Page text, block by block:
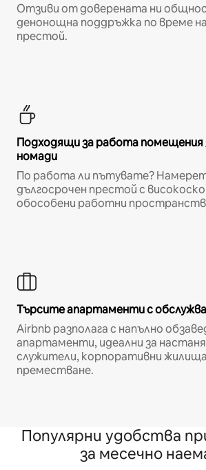
Отзиви от доверената ни
денонощна поддръжка по време
престой.
Подходящи за работа помещения
номади
По работа ли пътувате?
дългосрочен престой с
обособени работни
Търсите апартаменти с
Airbnb разполага с напълно
апартаменти, идеални за
служители, корпоративни
преместване.
Популярни удобства
за месечно